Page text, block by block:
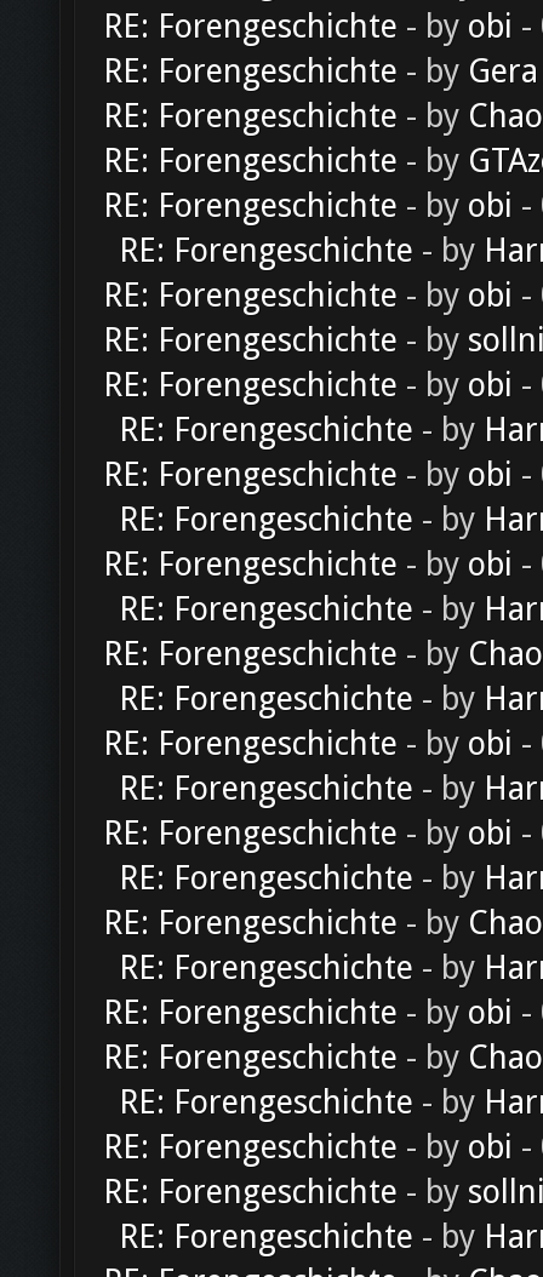
RE: Forengeschichte - by obi -
RE: Forengeschichte - by Gera
RE: Forengeschichte - by
RE: Forengeschichte - by
RE: Forengeschichte - by obi -
RE: Forengeschichte - by
RE: Forengeschichte - by obi -
RE: Forengeschichte - by
RE: Forengeschichte - by obi -
RE: Forengeschichte - by
RE: Forengeschichte - by obi -
RE: Forengeschichte - by
RE: Forengeschichte - by obi -
RE: Forengeschichte - by
RE: Forengeschichte - by
RE: Forengeschichte - by
RE: Forengeschichte - by obi -
RE: Forengeschichte - by
RE: Forengeschichte - by obi -
RE: Forengeschichte - by
RE: Forengeschichte - by
RE: Forengeschichte - by
RE: Forengeschichte - by obi -
RE: Forengeschichte - by
RE: Forengeschichte - by
RE: Forengeschichte - by obi -
RE: Forengeschichte - by
RE: Forengeschichte - by